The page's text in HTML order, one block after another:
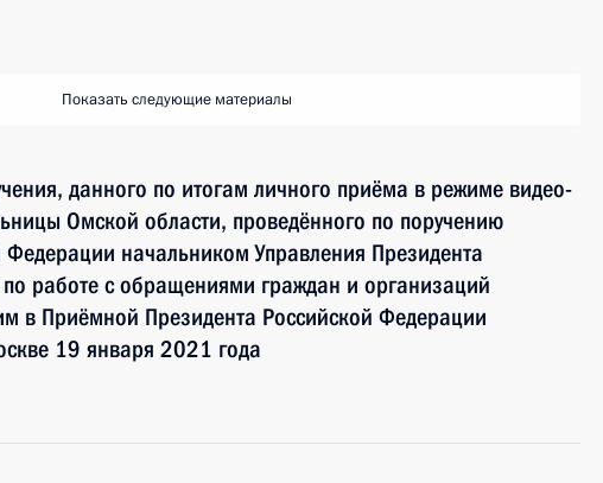
Показать следующие материалы
данного по итогам личного приёма в режиме видео-
Омской области, проведённого по поручению
Федерации начальником Управления Президента
работе с обращениями граждан и организаций
в Приёмной Президента Российской Федерации
19 января 2021 года